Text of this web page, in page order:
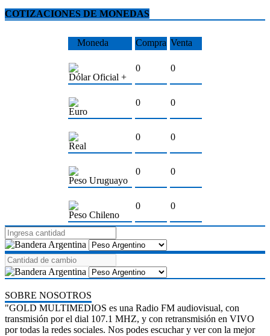
COTIZACIONES DE MONEDAS
Moneda Compra Venta
Dólar Oficial +
0 0
Euro
0 0
Real
0 0
Peso Uruguayo
0 0
Peso Chileno
0 0
SOBRE NOSOTROS
"GOLD MULTIMEDIOS es una Radio FM audiovisual, con
transmisión por el dial 107.1 MHZ, y con retransmisión en VIVO
por todas la redes sociales. Nos podes escuchar y ver con la mejor